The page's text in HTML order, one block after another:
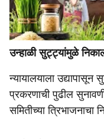
उन्हाळी सुट्ट्यांमुळे
न्यायालयाला
प्रकरणाची पुढील
समितीच्या